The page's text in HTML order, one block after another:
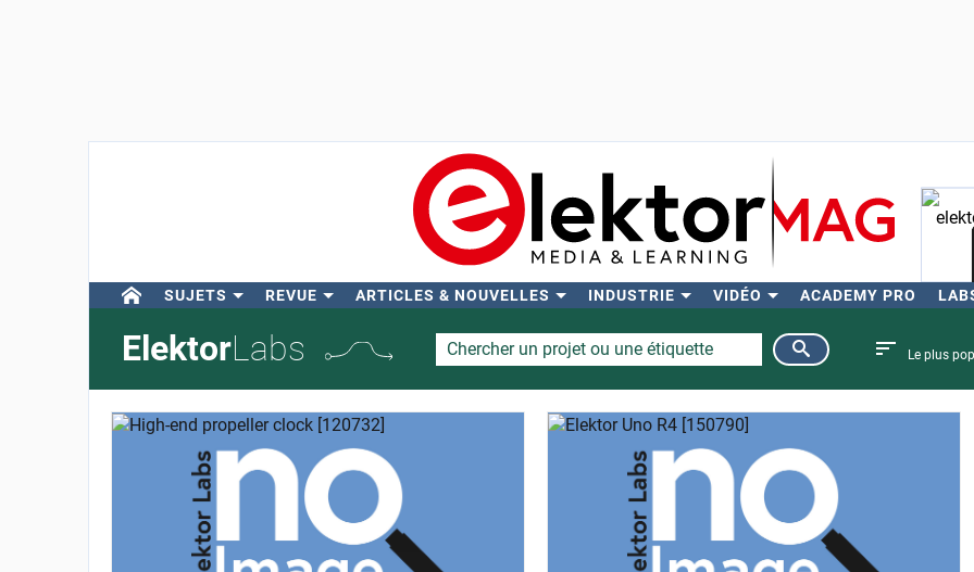
SUJETS REVUE ARTICLES & NOUVELLES INDUSTRIE VIDÉO ACADEMY PRO
ElektorLabs Le plus